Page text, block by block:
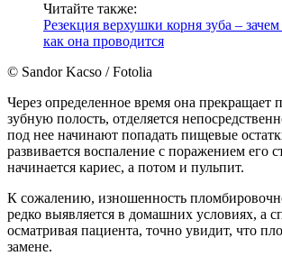
Читайте также:
Резекция верхушки корня зуба –
как она проводится
© Sandor Kacso / Fotolia
Через определенное время она прекращает
зубную полость, отделяется
под нее начинают попадать пищевые
развивается воспаление с поражением его
начинается кариес, а потом и пульпит.
К сожалению, изношенность
редко выявляется в домашних условиях, а
осматривая пациента, точно увидит, что
замене.